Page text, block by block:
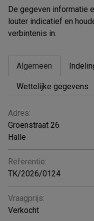
De gegeven informatie
louter indicatief en
verbintenis in.
Algemeen
Wettelijke gegevens
ALGEMEEN
Adres:
Groenstraat 26
Halle
Referentie:
TK/2026/0124
Vraagprijs:
Verkocht